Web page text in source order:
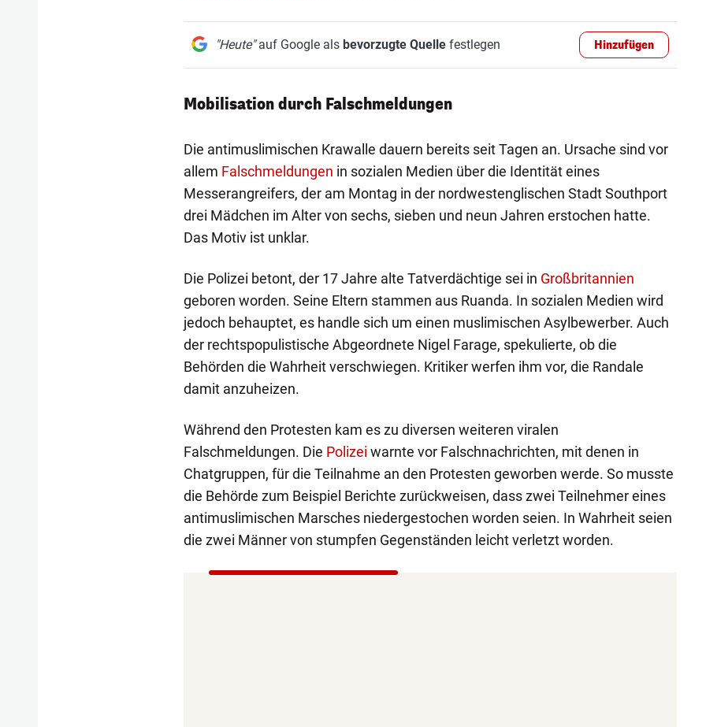
"Heute"auf Google als bevorzugte Quellefestlegen Hinzufügen
Mobilisation durch Falschmeldungen
Die antimuslimischen Krawalle dauern bereits seit Tagen an. Ursache sind vor
allem Falschmeldungen in sozialen Medien über die Identität eines
Messerangreifers, der am Montag in der nordwestenglischen Stadt Southport
drei Mädchen im Alter von sechs, sieben und neun Jahren erstochen hatte.
Das Motiv ist unklar.
Die Polizei betont, der 17 Jahre alte Tatverdächtige sei in Großbritannien
geboren worden. Seine Eltern stammen aus Ruanda. In sozialen Medien wird
jedoch behauptet, es handle sich um einen muslimischen Asylbewerber. Auch
der rechtspopulistische Abgeordnete Nigel Farage, spekulierte, ob die
Behörden die Wahrheit verschwiegen. Kritiker werfen ihm vor, die Randale
damit anzuheizen.
Während den Protesten kam es zu diversen weiteren viralen
Falschmeldungen. Die Polizei warnte vor Falschnachrichten, mit denen in
Chatgruppen, für die Teilnahme an den Protesten geworben werde. So musste
die Behörde zum Beispiel Berichte zurückweisen, dass zwei Teilnehmer eines
antimuslimischen Marsches niedergestochen worden seien. In Wahrheit seien
die zwei Männer von stumpfen Gegenständen leicht verletzt worden.